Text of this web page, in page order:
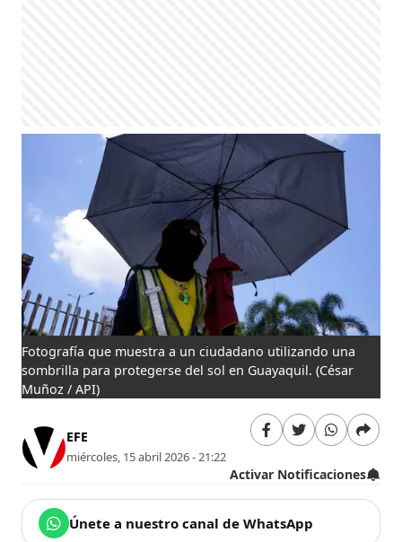
Fotografía que muestra a un ciudadano utilizando una
sombrilla para protegerse del sol en Guayaquil. (César
Muñoz / API)
EFE
miércoles, 15 abril 2026 - 21:22
Activar Notificaciones
Únete a nuestro canal de WhatsApp